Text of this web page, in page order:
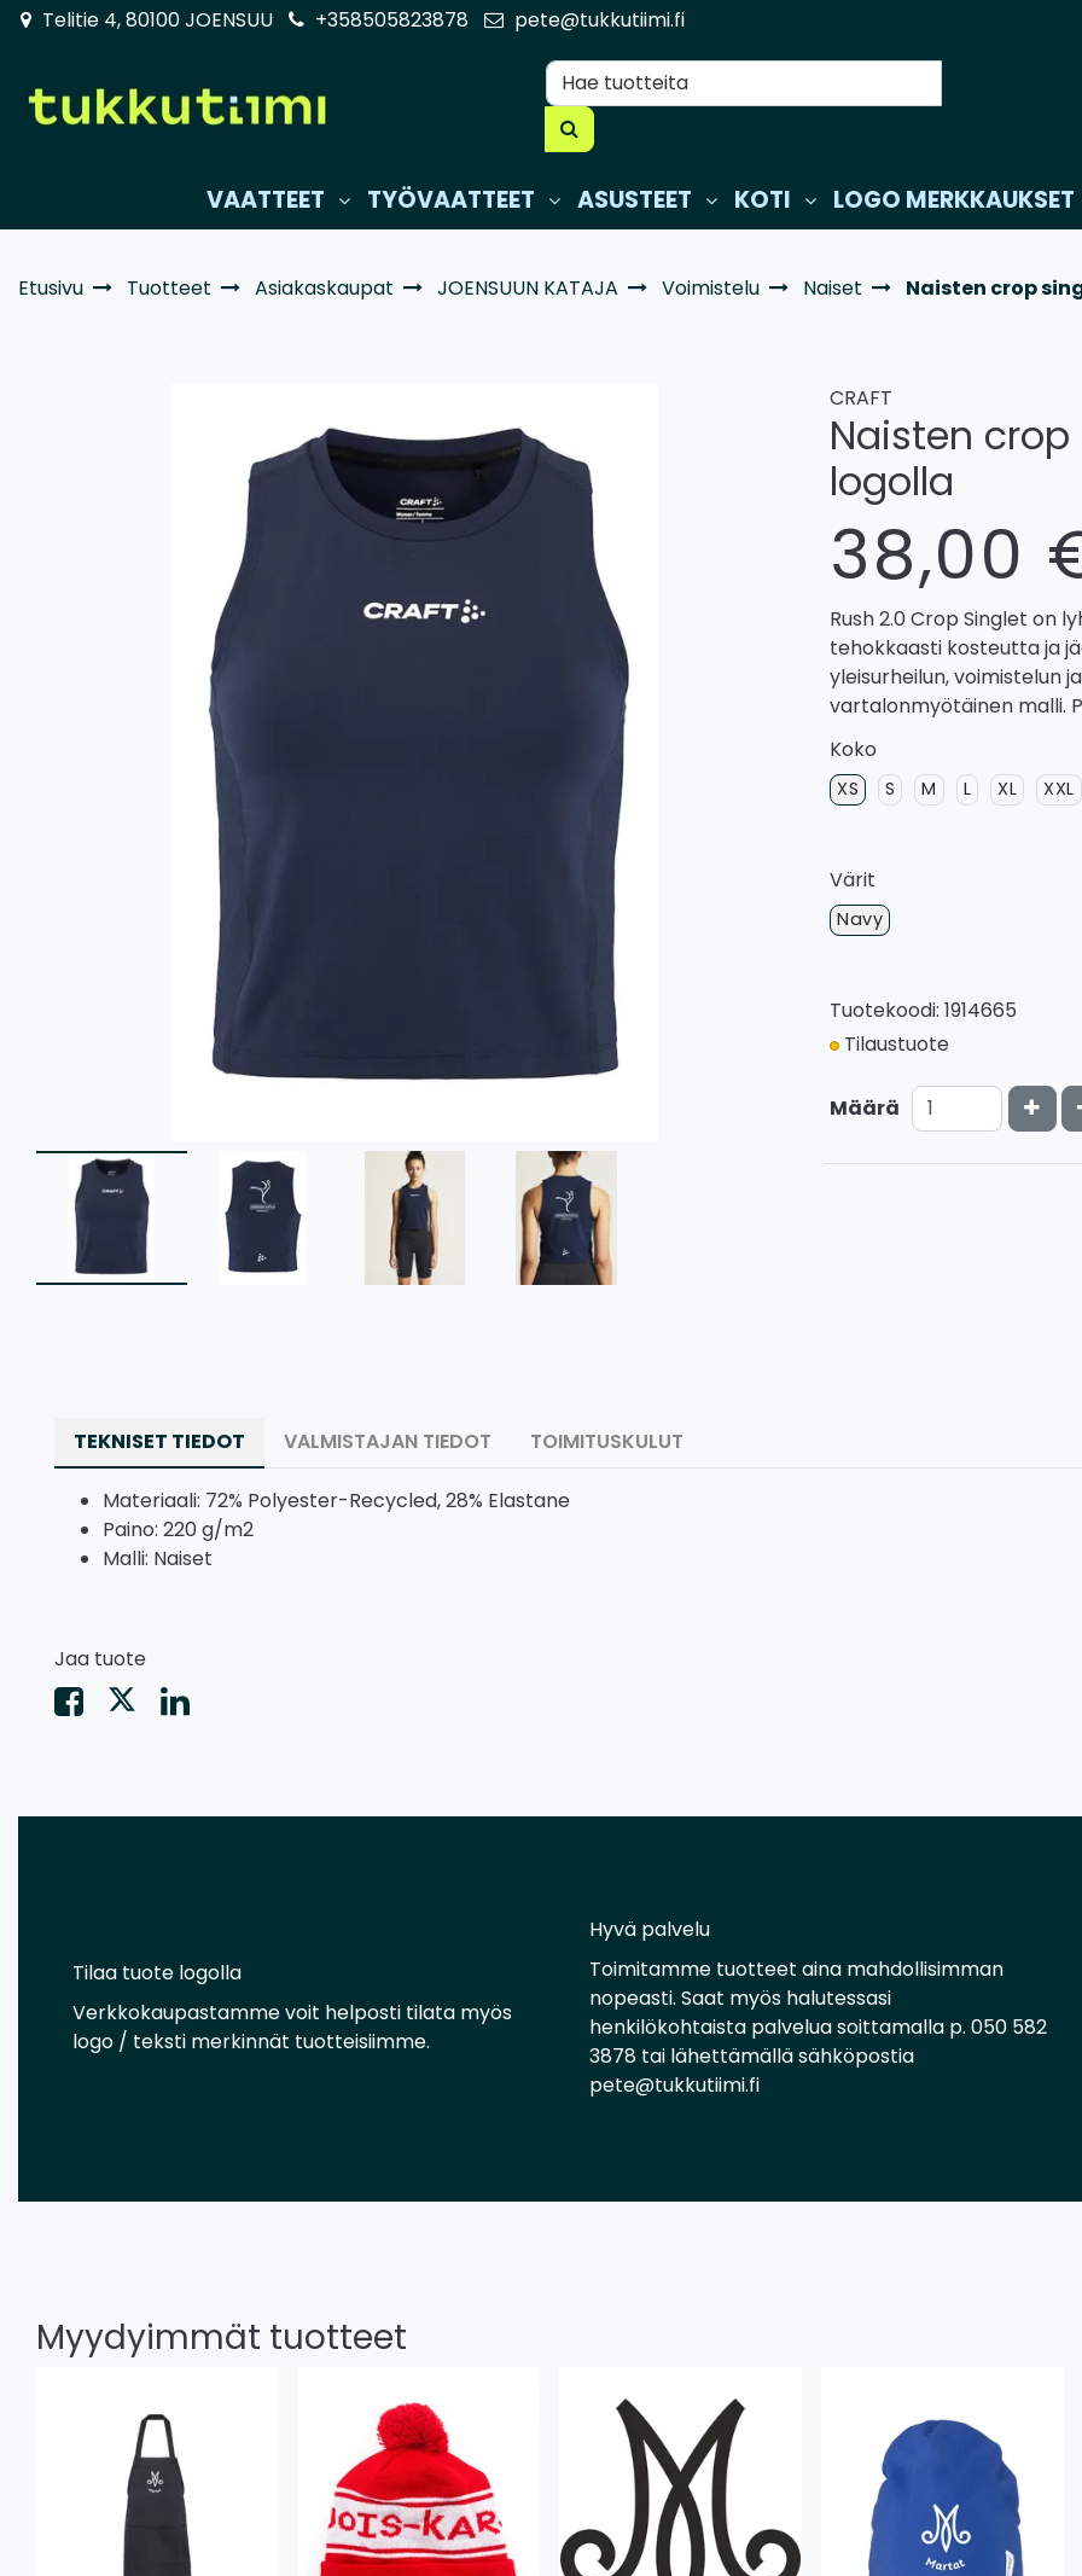
Siirry pääsisältöön
Telitie 4, 80100 JOENSUU +358505823878 pete@tukkutiimi.fi
VAATTEET TYÖVAATTEET ASUSTEET KOTI LOGO MERKKAUKSET
Etusivu Tuotteet Asiakaskaupat JOENSUUN KATAJA Voimistelu Naiset Naisten crop
CRAFT
Naisten
logolla
38,00
Rush 2.0 Crop Singlet on
tehokkaasti kosteutta ja
yleisurheilun, voimistelun
vartalonmyötäinen malli.
Koko
XS S M L XL XXL
Värit
Navy
Tuotekoodi: 1914665
Tilaustuote
Määrä
TEKNISET TIEDOT VALMISTAJAN TIEDOT TOIMITUSKULUT
Materiaali: 72% Polyester-Recycled, 28% Elastane
Paino: 220 g/m2
Malli: Naiset
Jaa tuote
Tilaa tuote logolla
Verkkokaupastamme voit helposti tilata myös
logo / teksti merkinnät tuotteisiimme.
Hyvä palvelu
Toimitamme tuotteet aina mahdollisimman
nopeasti. Saat myös halutessasi
henkilökohtaista palvelua soittamalla p. 050 582
3878 tai lähettämällä sähköpostia
pete@tukkutiimi.fi
Myydyimmät tuotteet